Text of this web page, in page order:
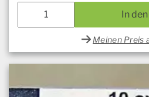
In
Meinen Preis